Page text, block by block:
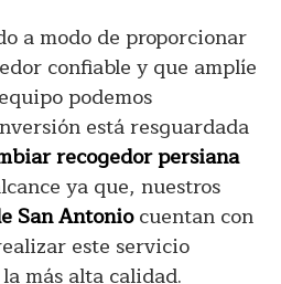
a modo de proporcionar
confiable y que amplíe
podemos
está resguardada
recogedor persiana
ya que, nuestros
San Antoniocuentan con
este servicio
más alta calidad.